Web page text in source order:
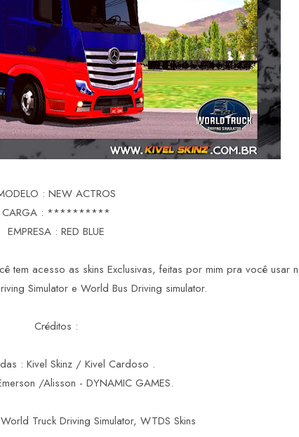
: NEW ACTROS
CARGA : **********
EMPRESA : RED BLUE
tem acesso as skins Exclusivas, feitas por mim pra você usar
Simulator e World Bus Driving simulator.
Créditos :
: Kivel Skinz / Kivel Cardoso .
/Alisson - DYNAMIC GAMES.
Truck Driving Simulator, WTDS Skins